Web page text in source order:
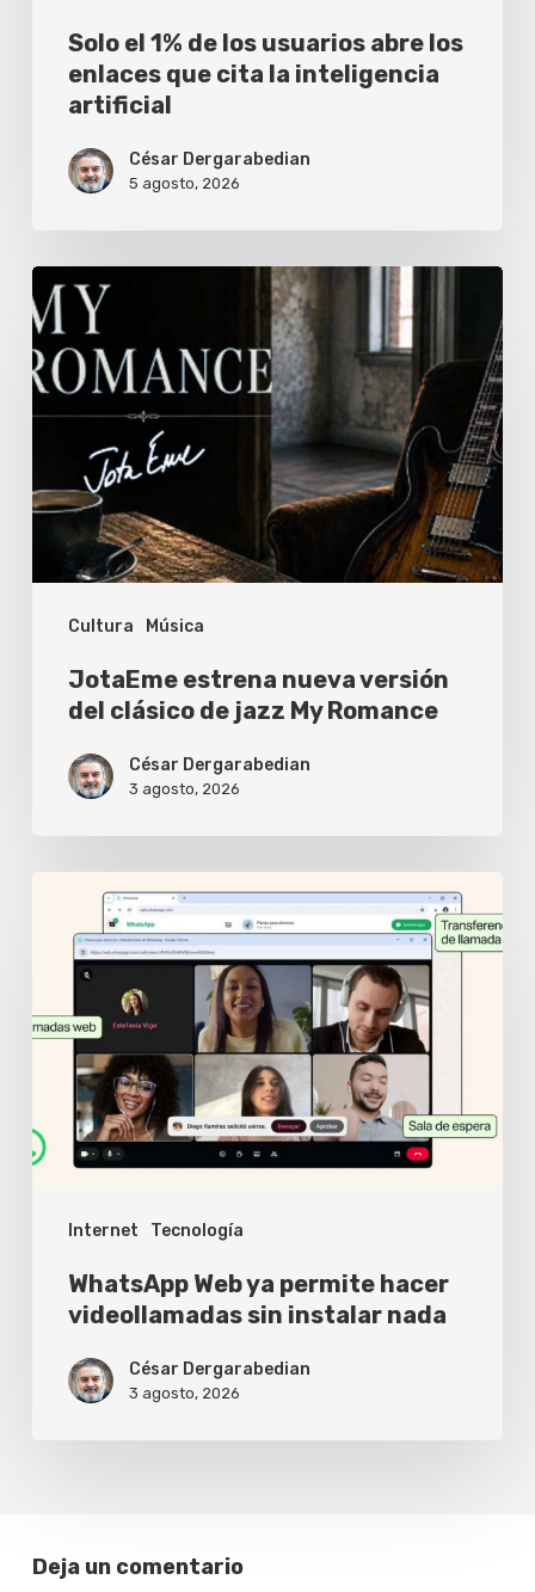
inteligencia
artificial
Solo el 1% de los usuarios abre los
enlaces que cita la inteligencia
artificial
César Dergarabedian
5 agosto, 2026
Cultura Música
JotaEme
estrena
nueva
versión
clásico
de
jazz
My
Romance
JotaEme estrena nueva versión
del clásico de jazz My Romance
César Dergarabedian
3 agosto, 2026
Internet Tecnología
WhatsApp
hacer
videollamadas
instalar
WhatsApp Web ya permite hacer
videollamadas sin instalar nada
César Dergarabedian
3 agosto, 2026
Deja un comentario